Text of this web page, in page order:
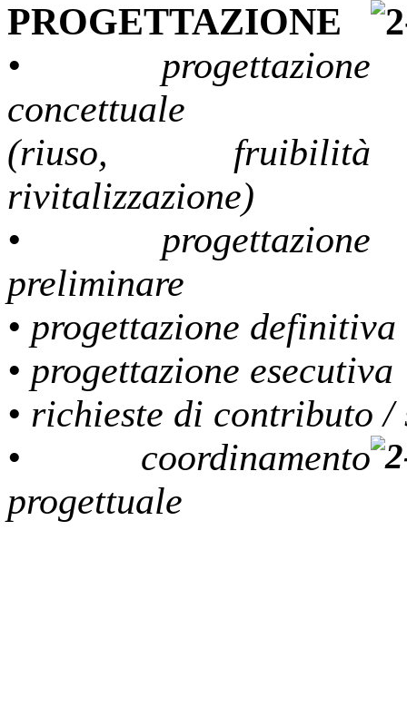
PROGETTAZIONE
• progettazione
concettuale
(riuso, fruibilità
rivitalizzazione)
• progettazione
preliminare
• progettazione definitiva
• progettazione esecutiva
• richieste di contributo /
• coordinamento
progettuale